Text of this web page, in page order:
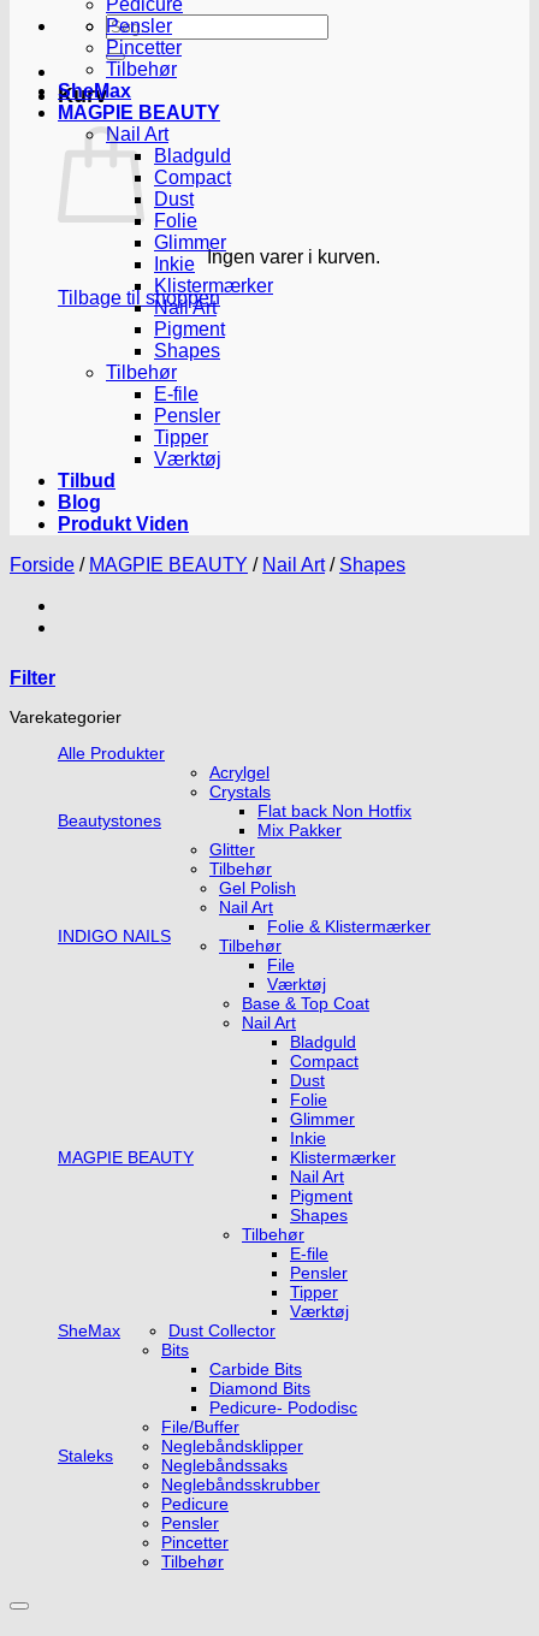
Søg
efter:
Kurv
Ingen varer i kurven.
Tilbage til shoppen
Pedicure
Pensler
Pincetter
Tilbehør
SheMax
MAGPIE BEAUTY
Nail Art
Bladguld
Compact
Dust
Folie
Glimmer
Inkie
Klistermærker
Nail Art
Pigment
Shapes
Tilbehør
E-file
Pensler
Tipper
Værktøj
Tilbud
Blog
Produkt Viden
Forside / MAGPIE BEAUTY / Nail Art / Shapes
Filter
Varekategorier
Alle Produkter
Beautystones
Acrylgel
Crystals
Flat back Non Hotfix
Mix Pakker
Glitter
Tilbehør
INDIGO NAILS
Gel Polish
Nail Art
Folie & Klistermærker
Tilbehør
File
Værktøj
MAGPIE BEAUTY
Base & Top Coat
Nail Art
Bladguld
Compact
Dust
Folie
Glimmer
Inkie
Klistermærker
Nail Art
Pigment
Shapes
Tilbehør
E-file
Pensler
Tipper
Værktøj
SheMax
Dust Collector
Staleks
Bits
Carbide Bits
Diamond Bits
Pedicure- Pododisc
File/Buffer
Neglebåndsklipper
Neglebåndssaks
Neglebåndsskrubber
Pedicure
Pensler
Pincetter
Tilbehør